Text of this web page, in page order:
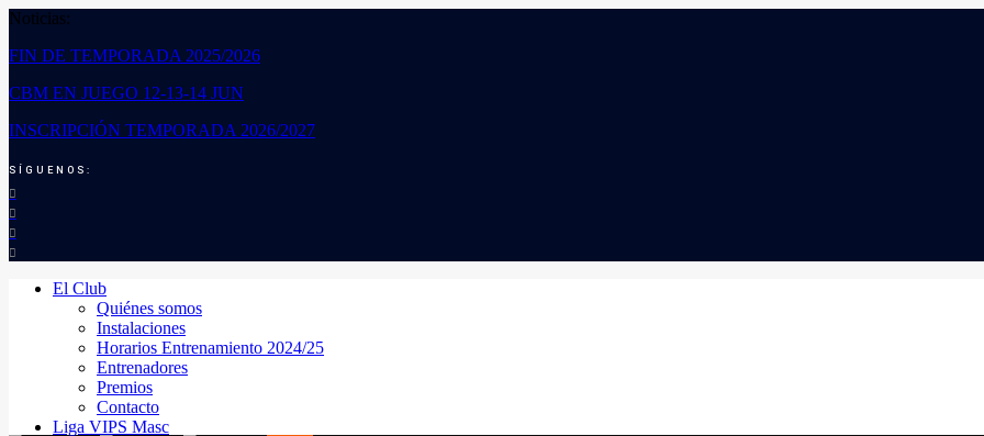
Noticias:
FIN DE TEMPORADA 2025/2026
CBM EN JUEGO 12-13-14 JUN
INSCRIPCIÓN TEMPORADA 2026/2027
SÍGUENOS:
El Club
Quiénes somos
Instalaciones
Horarios Entrenamiento 2024/25
Entrenadores
Premios
Contacto
Liga VIPS Masc